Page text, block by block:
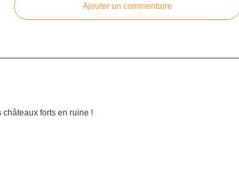
Ajouter un commentaire